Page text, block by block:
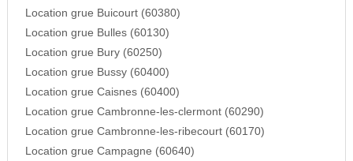
Location grue Buicourt (60380)
Location grue Bulles (60130)
Location grue Bury (60250)
Location grue Bussy (60400)
Location grue Caisnes (60400)
Location grue Cambronne-les-clermont (60290)
Location grue Cambronne-les-ribecourt (60170)
Location grue Campagne (60640)